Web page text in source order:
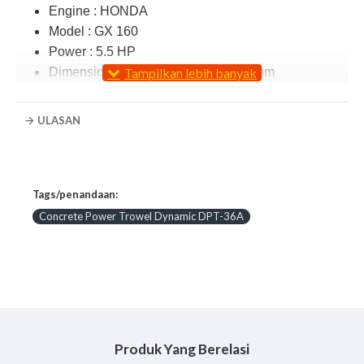
Engine : HONDA
Model : GX 160
Power : 5.5 HP
Dimensions ( H X W ) : 810 x 1.010 mm
ULASAN
Tags/penandaan:
Concrete Power Trowel Dynamic DPT-36A
Produk Yang Berelasi